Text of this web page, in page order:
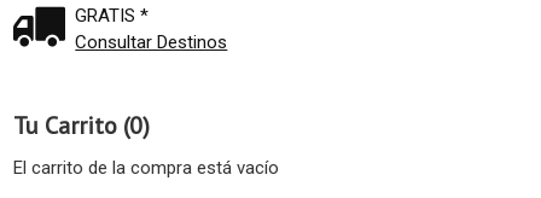
GRATIS *
Consultar Destinos
Tu Carrito (0)
El carrito de la compra está vacío